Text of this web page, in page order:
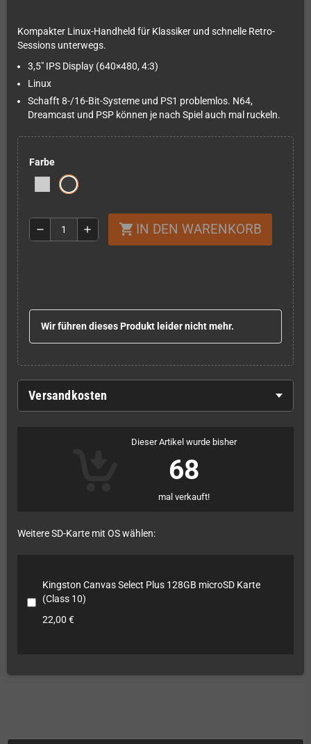
Kompakter Linux-Handheld für Klassiker und schnelle Retro-
Sessions unterwegs.
3,5" IPS Display (640×480, 4:3)
Linux
Schafft 8-/16-Bit-Systeme und PS1 problemlos. N64,
Dreamcast und PSP können je nach Spiel auch mal ruckeln.
Farbe
remove add shopping_cart IN DEN WARENKORB
Wir führen dieses Produkt leider nicht mehr.
Versandkosten
Dieser Artikel wurde bisher
68
mal verkauft!
Weitere SD-Karte mit OS wählen:
Kingston Canvas Select Plus 128GB microSD Karte
(Class 10)
22,00 €